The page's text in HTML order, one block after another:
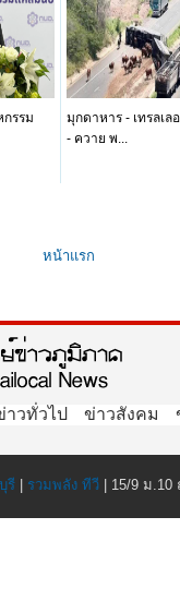
รรม
มุกดาหาร - เทรลเล
- ควาย พ...
หน้าแรก
าวทั่วไป ข่าวสังคม
รี | รวมพลัง ทีวี | 15/9 ม.10